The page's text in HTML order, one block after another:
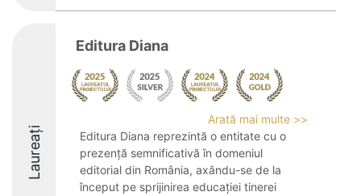
Laureați
Editura Diana
Arată mai multe >>
Editura Diana reprezintă o entitate cu o
prezență semnificativă în domeniul
editorial din România, axându-se de la
început pe sprijinirea educației tinerei